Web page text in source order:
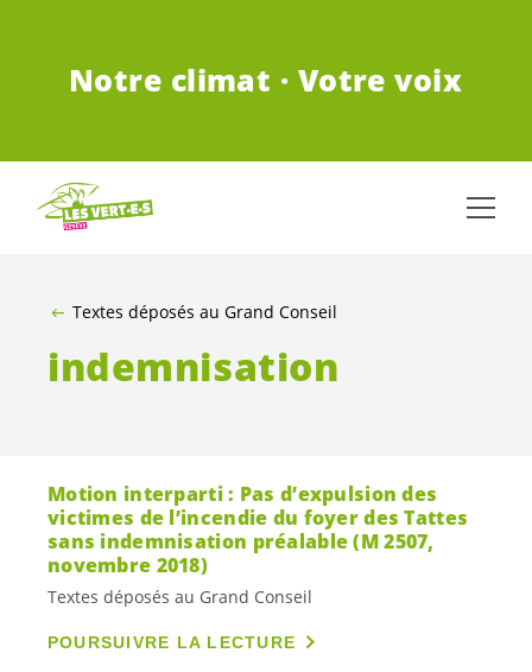
Notre climat · Votre voix
Textes déposés au Grand Conseil
indemnisation
Motion interparti : Pas d’expulsion des
victimes de l’incendie du foyer des Tattes
sans indemnisation préalable (M 2507,
novembre 2018)
Textes déposés au Grand Conseil
POURSUIVRE LA LECTURE